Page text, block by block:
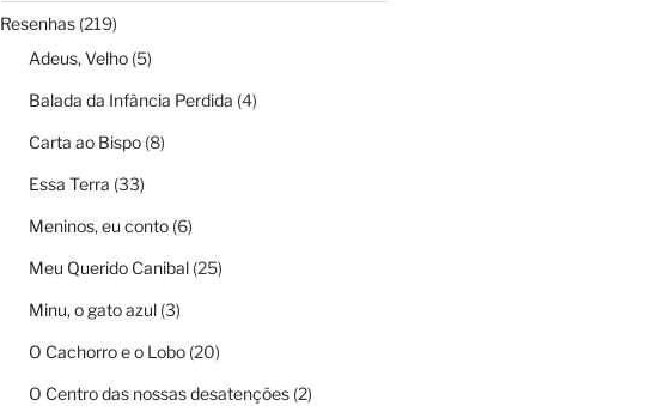
Resenhas(219)
Adeus, Velho(5)
Balada da Infância Perdida (4)
Carta ao Bispo(8)
Essa Terra (33)
Meninos, eu conto(6)
Meu Querido Canibal(25)
Minu, o gato azul(3)
O Cachorro e o Lobo(20)
O Centro das nossas desatenções(2)